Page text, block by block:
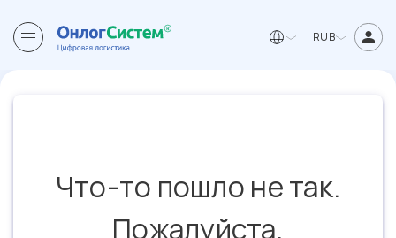
RUB
Что-то пошло не так.
Пожалуйста,